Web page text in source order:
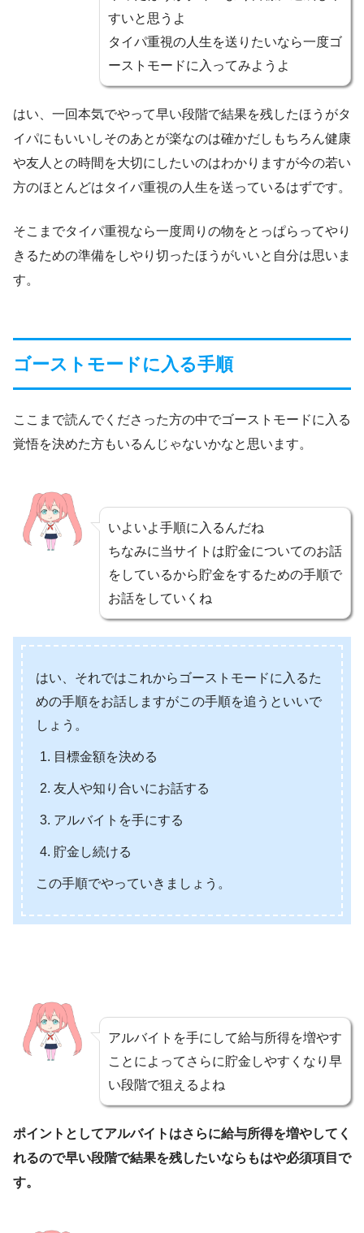
すいと思うよ
タイパ重視の人生を送りたいなら一度ゴ
ーストモードに入ってみようよ
はい、一回本気でやって早い段階で結果を残したほうがタ
イパにもいいしそのあとが楽なのは確かだしもちろん健康
や友人との時間を大切にしたいのはわかりますが今の若い
方のほとんどはタイパ重視の人生を送っているはずです。
そこまでタイパ重視なら一度周りの物をとっぱらってやり
きるための準備をしやり切ったほうがいいと自分は思いま
す。
ゴーストモードに入る手順
ここまで読んでくださった方の中でゴーストモードに入る
覚悟を決めた方もいるんじゃないかなと思います。
いよいよ手順に入るんだね
ちなみに当サイトは貯金についてのお話
をしているから貯金をするための手順で
お話をしていくね
はい、それではこれからゴーストモードに入るた
めの手順をお話しますがこの手順を追うといいで
しょう。
目標金額を決める
友人や知り合いにお話する
アルバイトを手にする
貯金し続ける
この手順でやっていきましょう。
アルバイトを手にして給与所得を増やす
ことによってさらに貯金しやすくなり早
い段階で狙えるよね
ポイントとしてアルバイトはさらに給与所得を増やしてく
れるので早い段階で結果を残したいならもはや必須項目で
す。